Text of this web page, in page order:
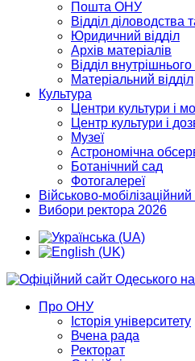
Пошта ОНУ
Відділ діловодства
Юридичний відділ
Архів матеріалів
Відділ
Матеріальний відділ
Культура
Центри культури і
Центр культури і
Музеї
Астрономічна
Ботанічний сад
Фотогалереї
Військово-мобілізаційний
Вибори ректора 2026
Про ОНУ
Історія університету
Вчена рада
Ректорат